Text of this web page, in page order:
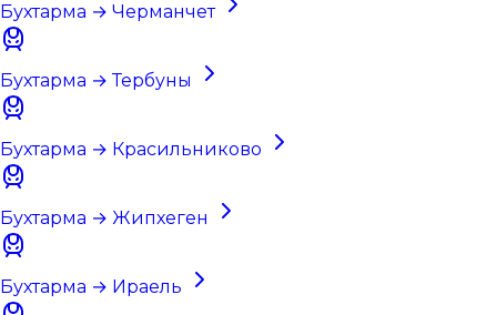
Бухтарма → Черманчет
Бухтарма → Тербуны
Бухтарма → Красильниково
Бухтарма → Жипхеген
Бухтарма → Ираель